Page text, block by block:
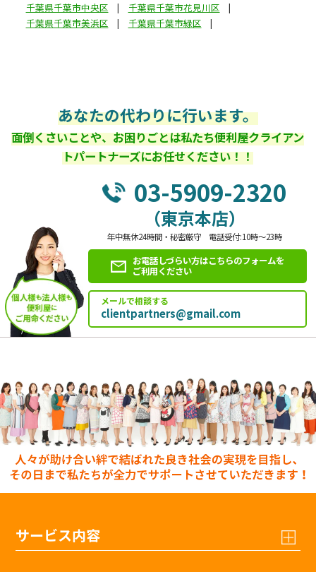
千葉県千葉市中央区
千葉県千葉市花見川区
千葉県千葉市美浜区
千葉県千葉市緑区
あなたの代わりに行います。
面倒くさいことや、お困りごとは私たち便利屋クライアン
トパートナーズにお任せください！！
03-5909-2320
（東京本店）
年中無休24時間・秘密厳守 電話受付:10時～23時
お電話しづらい方はこちらのフォームを
ご利用ください
メールで相談する
clientpartners@gmail.com
サービス内容